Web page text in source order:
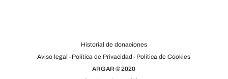
Historial de donaciones
Aviso legal - Política de Privacidad - Política de Cookies
ARGAR © 2020